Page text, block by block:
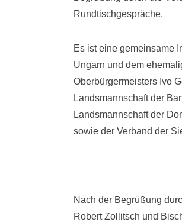
Rundtischgespräche.
Es ist eine gemeinsame
Ungarn und dem
Oberbürgermeisters Ivo
Landsmannschaft der
Landsmannschaft der
sowie der Verband der
Nach der Begrüßung
Robert Zollitsch und